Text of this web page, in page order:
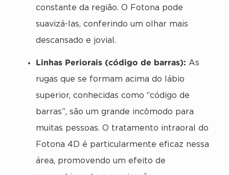
constante da região. O Fotona pode
suavizá-las, conferindo um olhar mais
descansado e jovial.
Linhas Periorais (código de barras): As
rugas que se formam acima do lábio
superior, conhecidas como “código de
barras”, são um grande incômodo para
muitas pessoas. O tratamento intraoral do
Fotona 4D é particularmente eficaz nessa
área, promovendo um efeito de